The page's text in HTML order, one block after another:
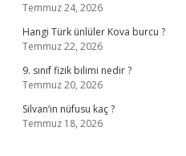
Temmuz 24, 2026
Hangi Türk ünlüler Kova burcu ?
Temmuz 22, 2026
9. sınıf fizik bilimi nedir ?
Temmuz 20, 2026
Silvan’ın nüfusu kaç ?
Temmuz 18, 2026